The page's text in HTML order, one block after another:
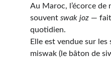
Au Maroc, l’écorce de
souvent swak joz — fait
quotidien.
Elle est vendue sur
miswak (le bâton de